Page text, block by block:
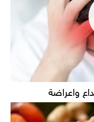
واعراضة